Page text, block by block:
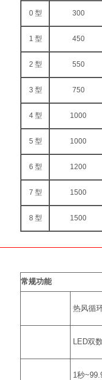
0 型 300
1 型 450
2 型 550
3 型 750
4 型 1000
5 型 1000
6 型 1200
7 型 1500
8 型 1500
常规功能
热风循
LED双
1秒